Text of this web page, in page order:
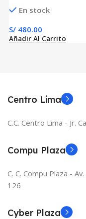
En stock
S/ 480.00
Añadir Al Carrito
Centro Lima
C.C. Centro Lima - Jr.
Compu Plaza
C. C. Compu Plaza -
126
Cyber Plaza